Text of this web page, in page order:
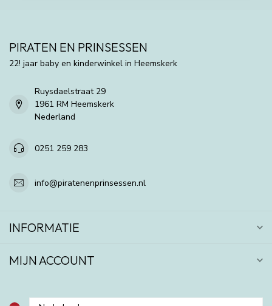
PIRATEN EN PRINSESSEN
22! jaar baby en kinderwinkel in Heemskerk
Ruysdaelstraat 29
1961 RM Heemskerk
Nederland
0251 259 283
info@piratenenprinsessen.nl
INFORMATIE
MIJN ACCOUNT